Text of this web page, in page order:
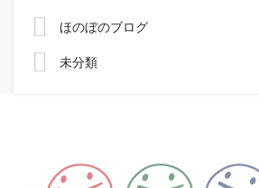
ほのぼのブログ
未分類